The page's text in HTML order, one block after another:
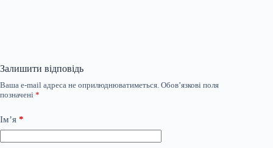
Залишити відповідь
Ваша e-mail адреса не оприлюднюватиметься. Обов’язкові поля
позначені *
Ім’я *